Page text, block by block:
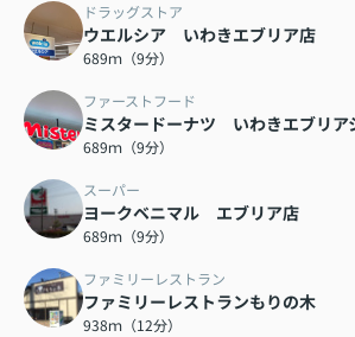
ドラッグストア
ウエルシア いわきエブリア店
689ｍ（9分）
ファーストフード
ミスタードーナツ いわきエブリア
689ｍ（9分）
スーパー
ヨークベニマル エブリア店
689ｍ（9分）
ファミリーレストラン
ファミリーレストランもりの木
938ｍ（12分）